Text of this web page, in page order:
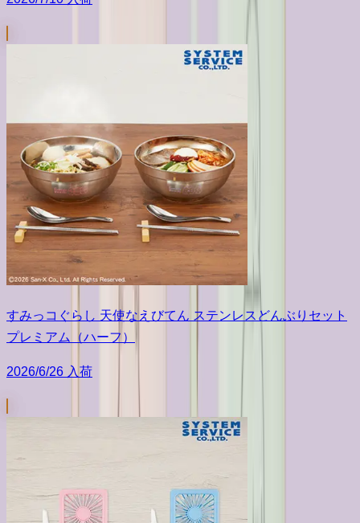
すみっコぐらし 天使なえびてん ステンレスどんぶりセット
プレミアム（ハーフ）
2026/6/26 入荷